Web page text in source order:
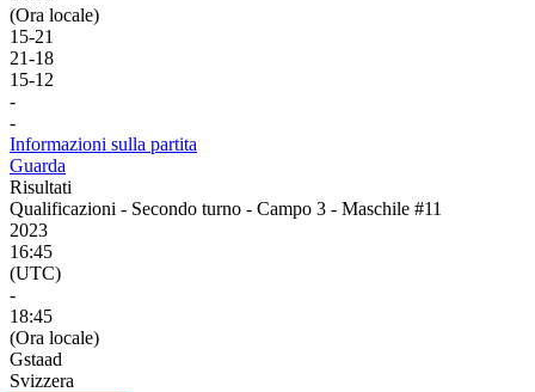
(Ora locale)
15-21
21-18
15-12
-
-
Informazioni sulla partita
Guarda
Risultati
Qualificazioni - Secondo turno - Campo 3 - Maschile #11
2023
16:45
(UTC)
-
18:45
(Ora locale)
Gstaad
Svizzera